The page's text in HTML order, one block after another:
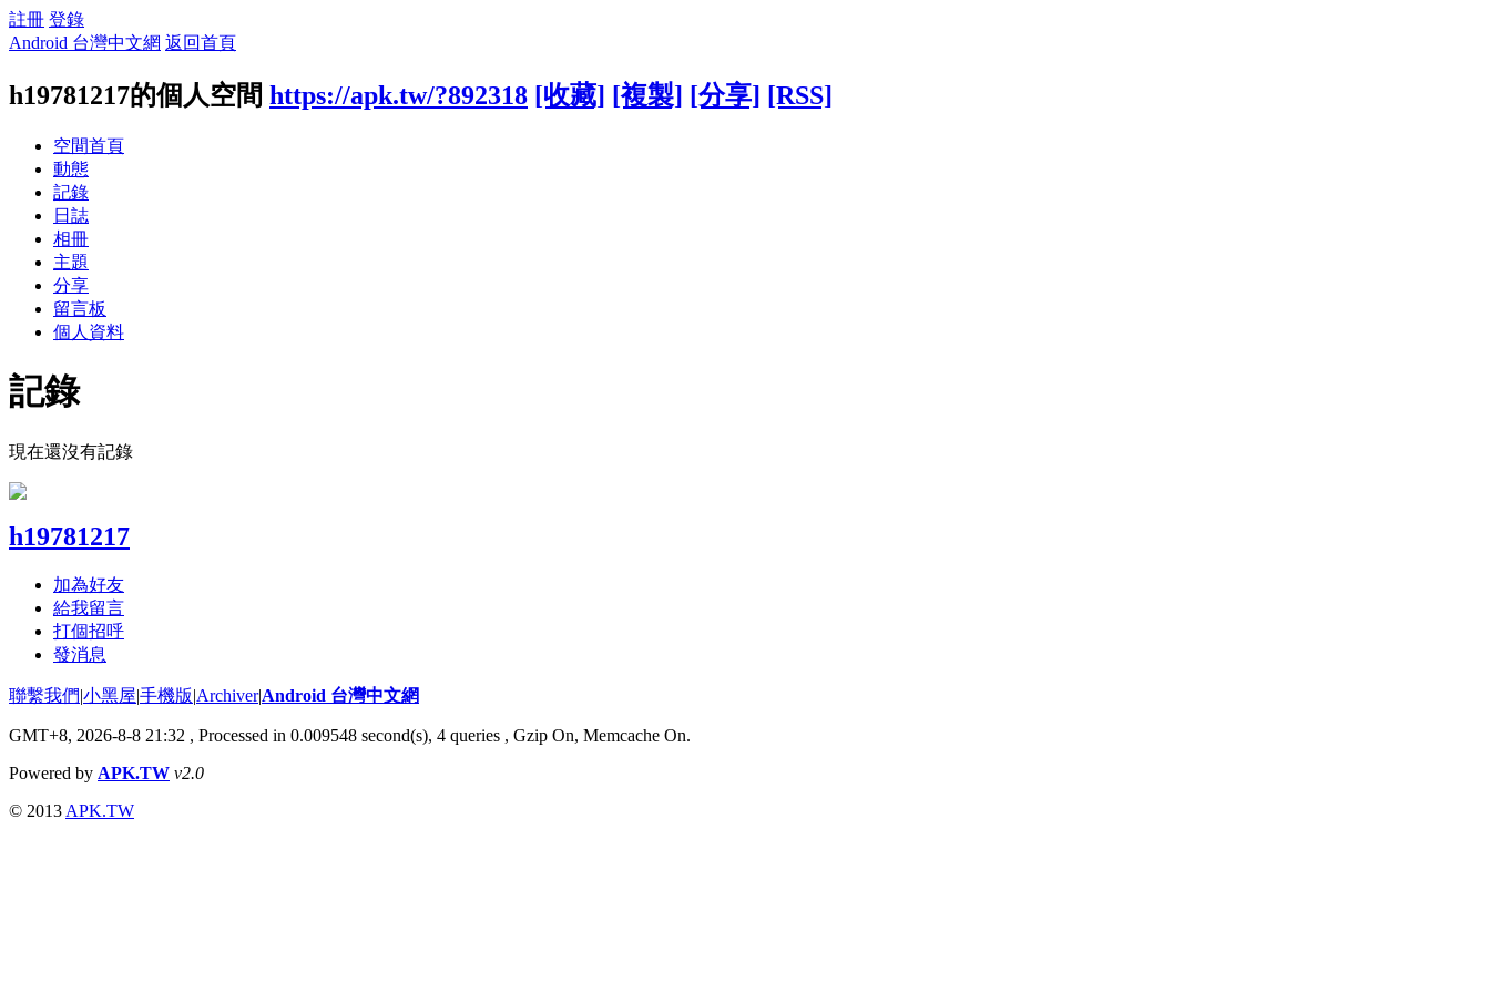
註冊 登錄
Android 台灣中文網 返回首頁
h19781217的個人空間 https://apk.tw/?892318 [收藏] [複製] [分享] [RSS]
空間首頁
動態
記錄
日誌
相冊
主題
分享
留言板
個人資料
記錄
現在還沒有記錄
h19781217
加為好友
給我留言
打個招呼
發消息
聯繫我們|小黑屋|手機版|Archiver|Android 台灣中文網
GMT+8, 2026-8-8 21:32 , Processed in 0.009548 second(s), 4 queries , Gzip On, Memcache On.
Powered by APK.TW v2.0
© 2013 APK.TW